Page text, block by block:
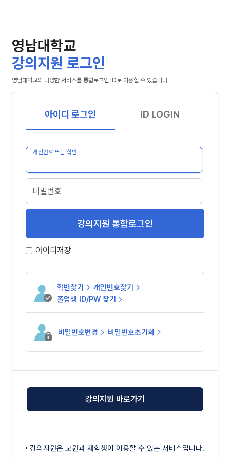
영남대학교
강의지원 로그인
영남대학교의 다양한 서비스를 통합로그인 ID로 이용할 수 있습니다.
아이디 로그인 ID LOGIN
개인번호 또는 학번
비밀번호
아이디저장
학번찾기
개인번호찾기
졸업생 ID/PW 찾기
비밀번호변경 비밀번호초기화
강의지원 바로가기
강의지원은 교원과 재학생이 이용할 수 있는 서비스입니다.